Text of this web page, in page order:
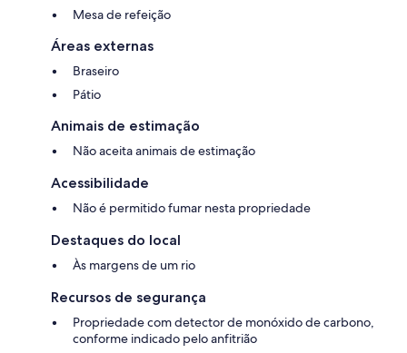
Mesa de refeição
Áreas externas
Braseiro
Pátio
Animais de estimação
Não aceita animais de estimação
Acessibilidade
Não é permitido fumar nesta propriedade
Destaques do local
Às margens de um rio
Recursos de segurança
Propriedade com detector de monóxido de carbono,
conforme indicado pelo anfitrião